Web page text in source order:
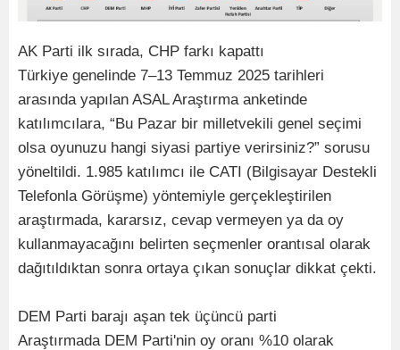
AK Parti ilk sırada, CHP farkı kapattı
Türkiye genelinde 7–13 Temmuz 2025 tarihleri
arasında yapılan ASAL Araştırma anketinde
katılımcılara, “Bu Pazar bir milletvekili genel seçimi
olsa oyunuzu hangi siyasi partiye verirsiniz?” sorusu
yöneltildi. 1.985 katılımcı ile CATI (Bilgisayar Destekli
Telefonla Görüşme) yöntemiyle gerçekleştirilen
araştırmada, kararsız, cevap vermeyen ya da oy
kullanmayacağını belirten seçmenler orantısal olarak
dağıtıldıktan sonra ortaya çıkan sonuçlar dikkat çekti.
DEM Parti barajı aşan tek üçüncü parti
Araştırmada DEM Parti'nin oy oranı %10 olarak